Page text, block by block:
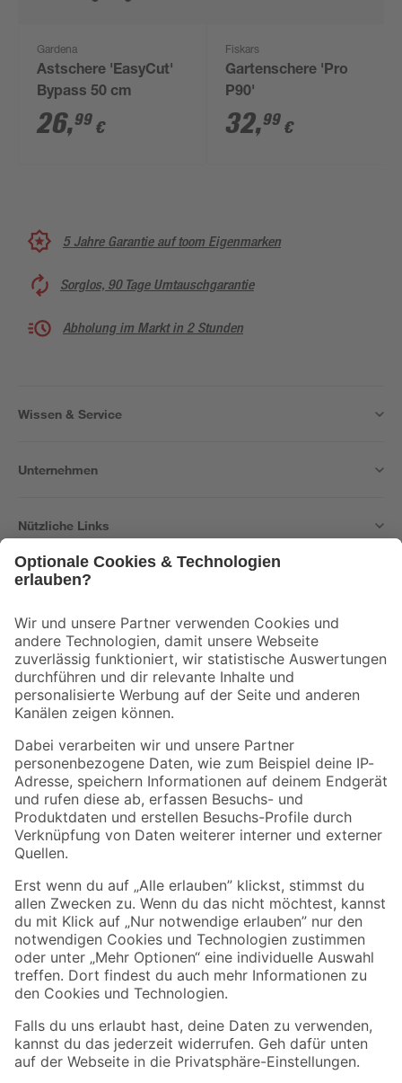
Gardena
Astschere 'EasyCut'
Bypass 50 cm
26,99 €
Fiskars
Gartenschere 'Pro
P90'
32,99 €
5 Jahre Garantie auf toom Eigenmarken
Sorglos, 90 Tage Umtauschgarantie
Abholung im Markt in 2 Stunden
Wissen & Service
Unternehmen
Nützliche Links
Der toom Newsletter: Keine Angebote und Aktionen mehr verpassen!
Zur Newsletter Anmeldung
Folge uns
Zahlungsarten Versandarten
Sicher einkaufen
Jetzt die toom-App herunterladen
Alle Preisangaben in EUR inkl. gesetzl. MwSt.. Die dargestellten Angebote sind unter
Umständen nicht in allen Märkten verfügbar. Die angegebenen Verfügbarkeiten beziehen